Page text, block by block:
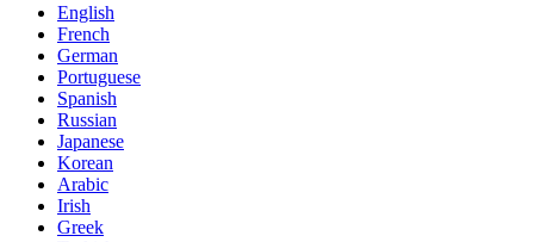
English
French
German
Portuguese
Spanish
Russian
Japanese
Korean
Arabic
Irish
Greek